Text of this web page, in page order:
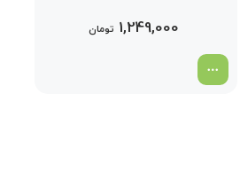
1,249,000 تومان